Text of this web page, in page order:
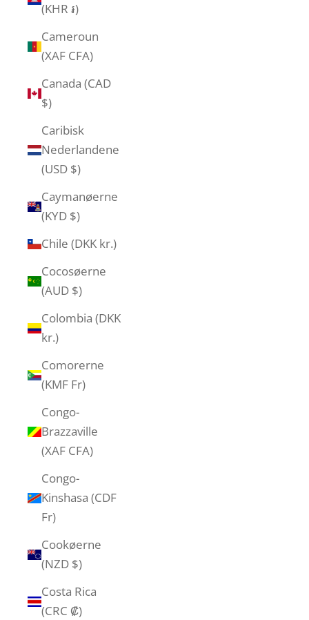
(KHR ៛)
Cameroun
(XAF CFA)
Canada (CAD
$)
Caribisk
Nederlandene
(USD $)
Caymanøerne
(KYD $)
Chile (DKK kr.)
Cocosøerne
(AUD $)
Colombia (DKK
kr.)
Comorerne
(KMF Fr)
Congo-
Brazzaville
(XAF CFA)
Congo-
Kinshasa (CDF
Fr)
Cookøerne
(NZD $)
Costa Rica
(CRC ₡)